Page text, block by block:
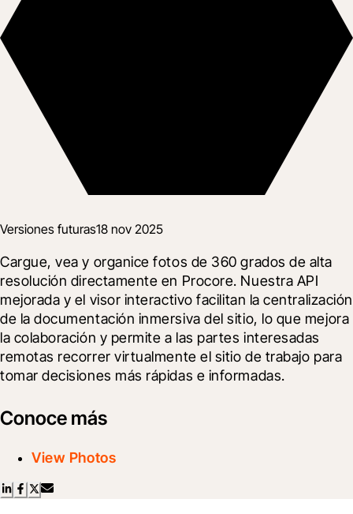
Versiones futuras18 nov 2025
Cargue, vea y organice fotos de 360 grados de alta
resolución directamente en Procore. Nuestra API
mejorada y el visor interactivo facilitan la centralización
de la documentación inmersiva del sitio, lo que mejora
la colaboración y permite a las partes interesadas
remotas recorrer virtualmente el sitio de trabajo para
tomar decisiones más rápidas e informadas.
Conoce más
View Photos